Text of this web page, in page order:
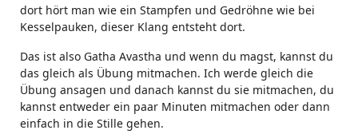
dort hört man wie ein Stampfen und Gedröhne wie bei
Kesselpauken, dieser Klang entsteht dort.
Das ist also Gatha Avastha und wenn du magst, kannst du
das gleich als Übung mitmachen. Ich werde gleich die
Übung ansagen und danach kannst du sie mitmachen, du
kannst entweder ein paar Minuten mitmachen oder dann
einfach in die Stille gehen.